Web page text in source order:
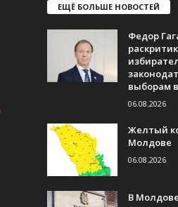
ЕЩЁ БОЛЬШЕ НОВОСТЕЙ
Федор
выборам
06.08.2026
Желтый
Молдове
06.08.2026
В